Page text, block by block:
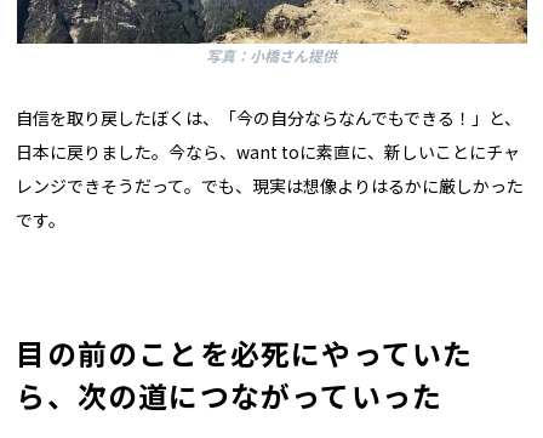
写真：小橋さん提供
自信を取り戻したぼくは、「今の自分ならなんでもできる！」と、
日本に戻りました。今なら、want toに素直に、新しいことにチャ
レンジできそうだって。でも、現実は想像よりはるかに厳しかった
です。
目の前のことを必死にやっていた
ら、次の道につながっていった